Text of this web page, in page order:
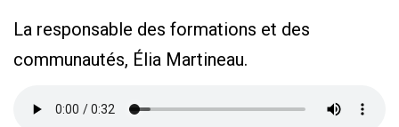
La responsable des formations et des
communautés, Élia Martineau.